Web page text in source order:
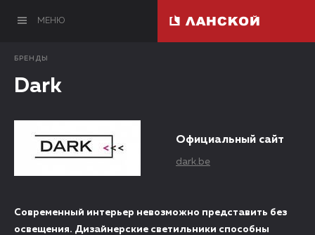
МЕНЮ
БРЕНДЫ
Dark
Официальный сайт
dark.be
Современный интерьер невозможно представить без
освещения. Дизайнерские светильники способны